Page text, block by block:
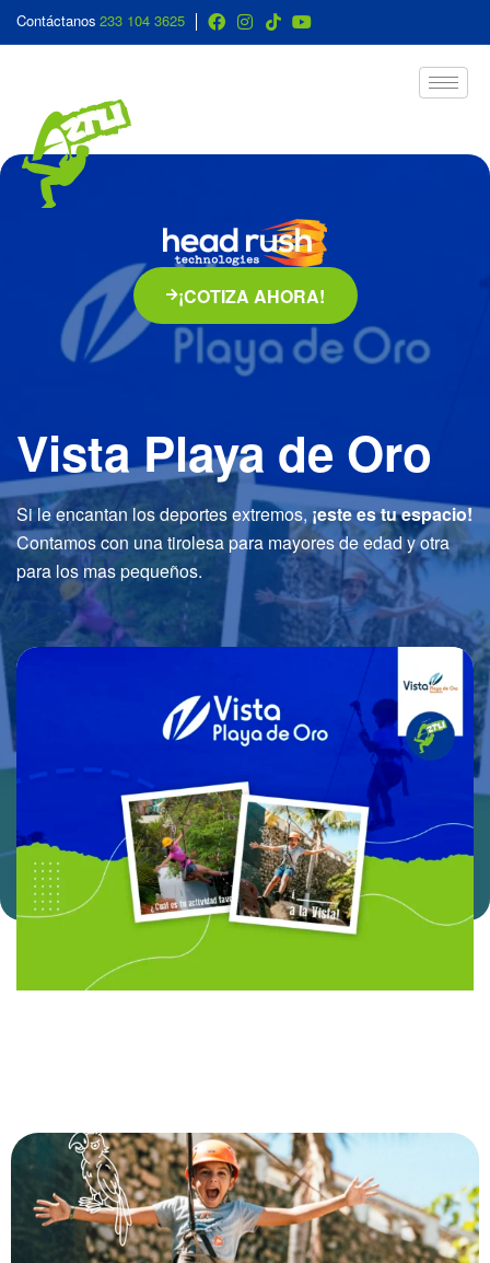
Contáctanos 233 104 3625
¡COTIZA AHORA!
Vista Playa de Oro
Si le encantan los deportes extremos,¡este es tu espacio!
Contamos con una tirolesa para mayores de edad y otra
para los mas pequeños.